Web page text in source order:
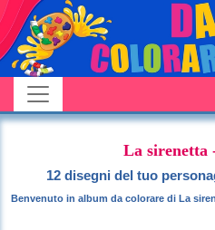
La sirenetta
12 disegni del tuo
Benvenuto in album da colorare di La